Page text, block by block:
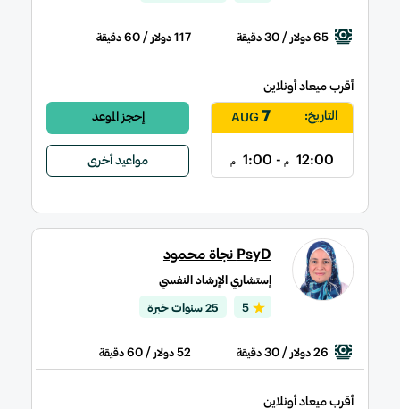
65 دولار / 30 دقيقة 117 دولار / 60 دقيقة
أقرب ميعاد أونلاين
التاريخ:
7
AUG
12:00 م - 1:00 م
إحجز الموعد
مواعيد أخرى
PsyD نجاة محمود
إستشاري الإرشاد النفسي
5 25 سنوات خبرة
26 دولار / 30 دقيقة 52 دولار / 60 دقيقة
أقرب ميعاد أونلاين